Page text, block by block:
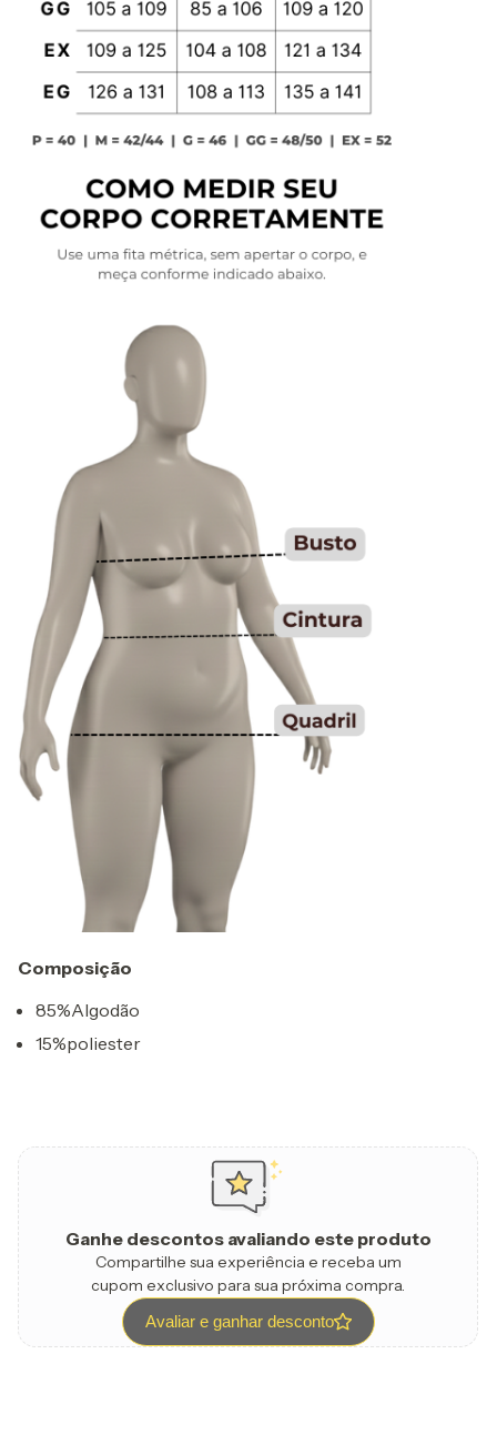
Composição
85%Algodão
15%poliester
Ganhe descontos avaliando este produto
Compartilhe sua experiência e receba um
cupom exclusivo para sua próxima compra.
Avaliar e ganhar desconto